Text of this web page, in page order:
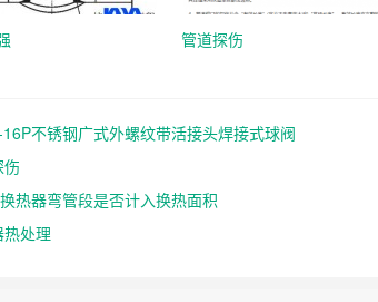
管道探伤
不锈钢广式外螺纹带活接头焊接式球阀
热器弯管段是否计入换热面积
处理